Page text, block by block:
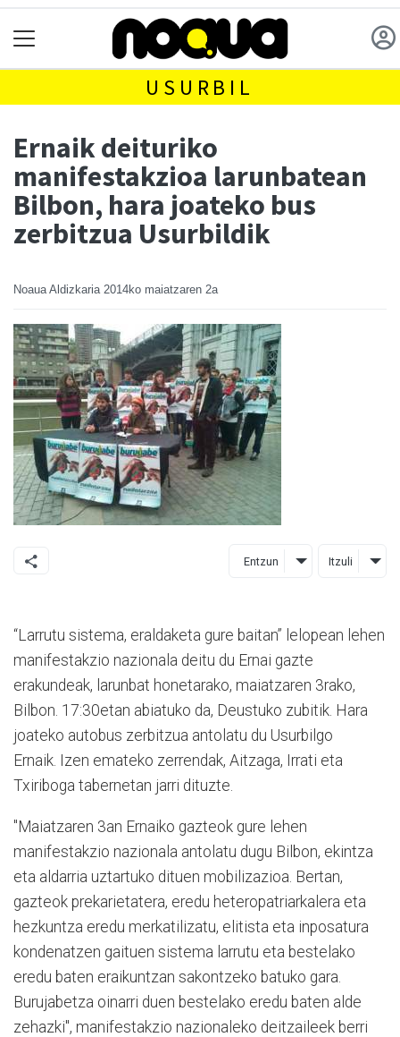
USURBIL
Ernaik deituriko
manifestakzioa larunbatean
Bilbon, hara joateko bus
zerbitzua Usurbildik
Noaua Aldizkaria 2014ko maiatzaren 2a
Entzun Itzuli
“Larrutu sistema, eraldaketa gure baitan” lelopean lehen
manifestakzio nazionala deitu du Ernai gazte
erakundeak, larunbat honetarako, maiatzaren 3rako,
Bilbon. 17:30etan abiatuko da, Deustuko zubitik. Hara
joateko autobus zerbitzua antolatu du Usurbilgo
Ernaik. Izen emateko zerrendak, Aitzaga, Irrati eta
Txiriboga tabernetan jarri dituzte.
"Maiatzaren 3an Ernaiko gazteok gure lehen
manifestakzio nazionala antolatu dugu Bilbon, ekintza
eta aldarria uztartuko dituen mobilizazioa. Bertan,
gazteok prekarietatera, eredu heteropatriarkalera eta
hezkuntza eredu merkatilizatu, elitista eta inposatura
kondenatzen gaituen sistema larrutu eta bestelako
eredu baten eraikuntzan sakontzeko batuko gara.
Burujabetza oinarri duen bestelako eredu baten alde
zehazki", manifestakzio nazionaleko deitzaileek berri